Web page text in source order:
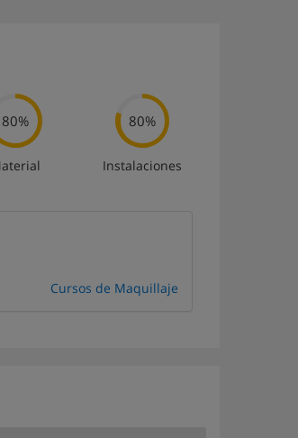
80% 80%
Instalaciones
Cursos de Maquillaje